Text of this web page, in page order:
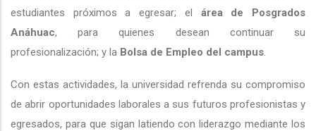
estudiantes próximos a egresar; el área de Posgrados
Anáhuac, para quienes desean continuar su
profesionalización; y la Bolsa de Empleo del campus.
Con estas actividades, la universidad refrenda su compromiso
de abrir oportunidades laborales a sus futuros profesionistas y
egresados, para que sigan latiendo con liderazgo mediante los